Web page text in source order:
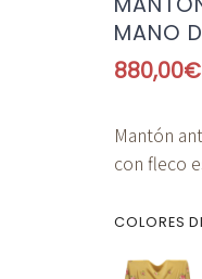
MANO
880,00€
Mantón
con fleco
COLORES